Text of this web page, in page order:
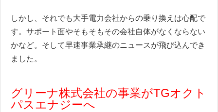
しかし、それでも大手電力会社からの乗り換えは心配で
す。サポート面やそもそもその会社自体がなくならない
かなど。そして早速事業承継のニュースが飛び込んでき
ました。
グリーナ株式会社の事業がTGオクト
パスエナジーへ